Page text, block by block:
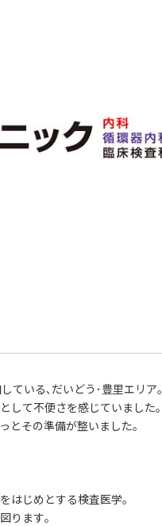
ている､だいどう･豊里エリア｡
して不便さを感じていました｡
とその準備が整いました｡
はじめとする検査医学｡
ります｡